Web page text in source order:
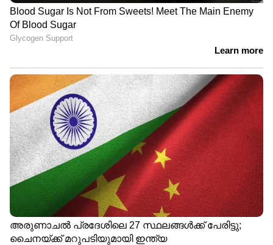
സമ്മതിച്ചു.
ശ്രദ്ധയുടെ കൂടുതൽ ശരീരാവശിഷ്ടങ്ങൾ
കിട്ടി: ഫ്രിഡ്ജിൽ സൂക്ഷിച്ച മുഖം
ഇടയ്ക്കിടെ എടുത്ത് നോക്കിയെന്ന്
അഫ്ത്താബ്